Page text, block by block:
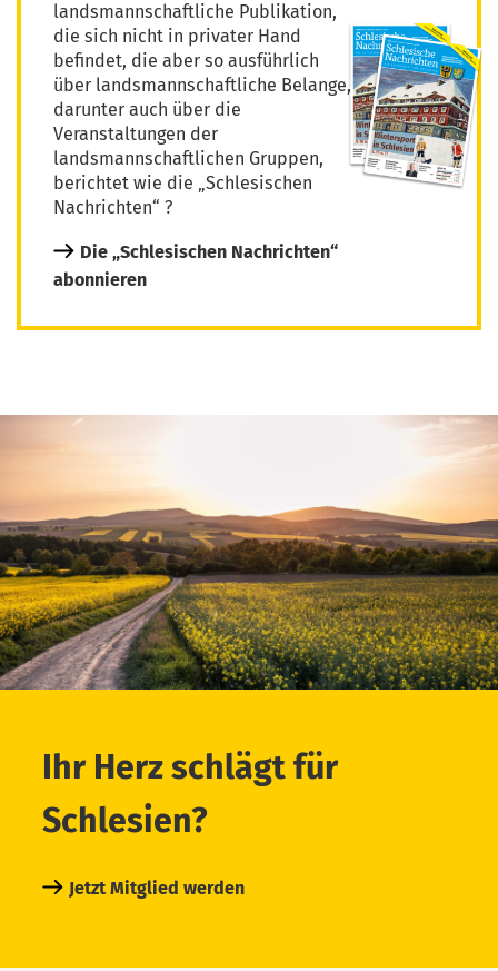
landsmannschaftliche Publikation,
die sich nicht in privater Hand
befindet, die aber so ausführlich
über landsmannschaftliche Belange,
darunter auch über die
Veranstaltungen der
landsmannschaftlichen Gruppen,
berichtet wie die „Schlesischen
Nachrichten“ ?
Die „Schlesischen Nachrichten“
abonnieren
Ihr Herz schlägt für
Schlesien?
Jetzt Mitglied werden